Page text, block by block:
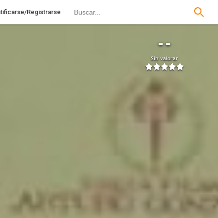
Registrarse
--
Sin valorar